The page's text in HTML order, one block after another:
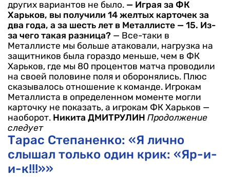
других вариантов не было. — Играя за ФК
Харьков, вы получили 14 желтых карточек за
два года, а за шесть лет в Металлисте — 15. Из-
за чего такая разница? — Все-таки в
Металлисте мы больше атаковали, нагрузка на
защитников была гораздо меньше, чем в ФК
Харьков, где мы 80 процентов матча проводили
на своей половине поля и оборонялись. Плюс
сказывалось отношение к команде. Игрокам
Металлиста в определенном моменте могли
карточку не показать, а игрокам ФК Харьков —
наоборот. Никита ДМИТРУЛИН Продолжение
следует
Тарас Степаненко: «Я лично
слышал только один крик: «Яр-и-
и-к!!!»»